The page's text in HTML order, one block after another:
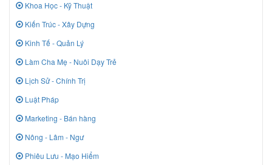
Khoa Học - Kỹ Thuật
Kiến Trúc - Xây Dựng
Kinh Tế - Quản Lý
Làm Cha Mẹ - Nuôi Dạy Trẻ
Lịch Sử - Chính Trị
Luật Pháp
Marketing - Bán hàng
Nông - Lâm - Ngư
Phiêu Lưu - Mạo Hiểm